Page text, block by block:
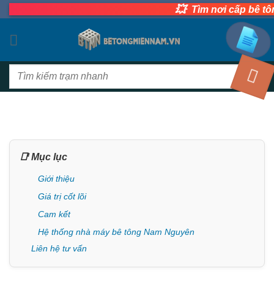
nội
💥 Tìm nơi cấp bê tông
Tìm
📑 Mục lục
Giới thiệu
Giá trị cốt lõi
Cam kết
Hệ thống nhà máy bê tông Nam Nguyên
Liên hệ tư vấn